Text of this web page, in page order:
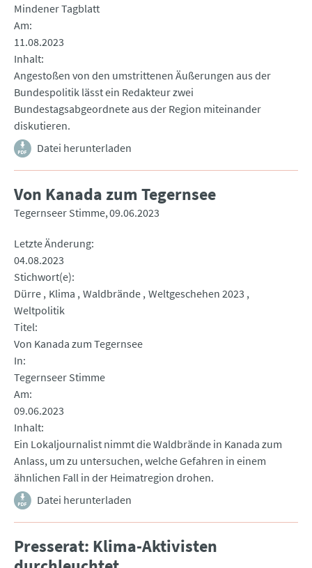
Mindener Tagblatt
Am
11.08.2023
Inhalt
Angestoßen von den umstrittenen Äußerungen aus der
Bundespolitik lässt ein Redakteur zwei
Bundestagsabgeordnete aus der Region miteinander
diskutieren.
Datei herunterladen
Von Kanada zum Tegernsee
Tegernseer Stimme 09.06.2023
Letzte Änderung
04.08.2023
Stichwort(e)
Dürre Klima Waldbrände Weltgeschehen 2023
Weltpolitik
Titel
Von Kanada zum Tegernsee
In
Tegernseer Stimme
Am
09.06.2023
Inhalt
Ein Lokaljournalist nimmt die Waldbrände in Kanada zum
Anlass, um zu untersuchen, welche Gefahren in einem
ähnlichen Fall in der Heimatregion drohen.
Datei herunterladen
Presserat: Klima-Aktivisten